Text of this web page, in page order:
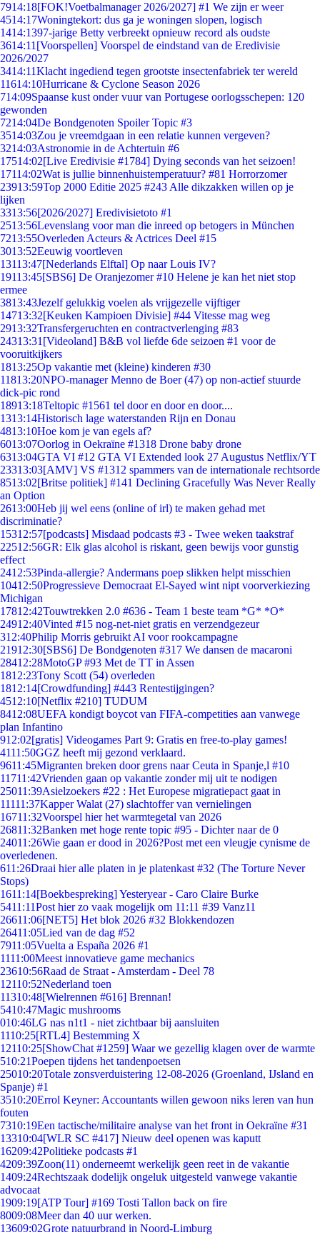
7914:18[FOK!Voetbalmanager 2026/2027] #1 We zijn er weer
4514:17Woningtekort: dus ga je woningen slopen, logisch
1414:1397-jarige Betty verbreekt opnieuw record als oudste
3614:11 [Voorspellen] Voorspel de eindstand van de Eredivisie
2026/2027
3414:11Klacht ingediend tegen grootste insectenfabriek ter wereld
11614:10Hurricane & Cyclone Season 2026
714:09Spaanse kust onder vuur van Portugese oorlogsschepen: 120
gewonden
7214:04De Bondgenoten Spoiler Topic #3
3514:03Zou je vreemdgaan in een relatie kunnen vergeven?
3214:03Astronomie in de Achtertuin #6
17514:02[Live Eredivisie #1784] Dying seconds van het seizoen!
17114:02Wat is jullie binnenhuistemperatuur? #81 Horrorzomer
23913:59Top 2000 Editie 2025 #243 Alle dikzakken willen op je
lijken
3313:56[2026/2027] Eredivisietoto #1
2513:56Levenslang voor man die inreed op betogers in München
7213:55Overleden Acteurs & Actrices Deel #15
3013:52Eeuwig voortleven
13113:47[Nederlands Elftal] Op naar Louis IV?
19113:45[SBS6] De Oranjezomer #10 Helene je kan het niet stop
ermee
3813:43Jezelf gelukkig voelen als vrijgezelle vijftiger
14713:32[Keuken Kampioen Divisie] #44 Vitesse mag weg
2913:32Transfergeruchten en contractverlenging #83
24313:31 [Videoland] B&B vol liefde 6de seizoen #1 voor de
vooruitkijkers
1813:25Op vakantie met (kleine) kinderen #30
11813:20NPO-manager Menno de Boer (47) op non-actief stuurde
dick-pic rond
18913:18Teltopic #1561 tel door en door en door....
1313:14Historisch lage waterstanden Rijn en Donau
4813:10Hoe kom je van egels af?
6013:07Oorlog in Oekraïne #1318 Drone baby drone
6313:04GTA VI #12 GTA VI Extended look 27 Augustus Netflix/YT
23313:03[AMV] VS #1312 spammers van de internationale rechtsorde
8513:02[Britse politiek] #141 Declining Gracefully Was Never Really
an Option
2613:00Heb jij wel eens (online of irl) te maken gehad met
discriminatie?
15312:57[podcasts] Misdaad podcasts #3 - Twee weken taakstraf
22512:56GR: Elk glas alcohol is riskant, geen bewijs voor gunstig
effect
2412:53Pinda-allergie? Andermans poep slikken helpt misschien
10412:50Progressieve Democraat El-Sayed wint nipt voorverkiezing
Michigan
17812:42Touwtrekken 2.0 #636 - Team 1 beste team *G* *O*
24912:40Vinted #15 nog-net-niet gratis en verzendgezeur
312:40Philip Morris gebruikt AI voor rookcampagne
21912:30[SBS6] De Bondgenoten #317 We dansen de macaroni
28412:28MotoGP #93 Met de TT in Assen
1812:23Tony Scott (54) overleden
1812:14[Crowdfunding] #443 Rentestijgingen?
4512:10[Netflix #210] TUDUM
8412:08UEFA kondigt boycot van FIFA-competities aan vanwege
plan Infantino
912:02[gratis] Videogames Part 9: Gratis en free-to-play games!
4111:50GGZ heeft mij gezond verklaard.
9611:45Migranten breken door grens naar Ceuta in Spanje,l #10
11711:42Vrienden gaan op vakantie zonder mij uit te nodigen
25011:39Asielzoekers #22 : Het Europese migratiepact gaat in
11111:37Kapper Walat (27) slachtoffer van vernielingen
16711:32Voorspel hier het warmtegetal van 2026
26811:32Banken met hoge rente topic #95 - Dichter naar de 0
24011:26Wie gaan er dood in 2026?Post met een vleugje cynisme de
overledenen.
611:26Draai hier alle platen in je platenkast #32 (The Torture Never
Stops)
1611:14[Boekbespreking] Yesteryear - Caro Claire Burke
5411:11Post hier zo vaak mogelijk om 11:11 #39 Vanz11
26611:06[NET5] Het blok 2026 #32 Blokkendozen
26411:05Lied van de dag #52
7911:05Vuelta a España 2026 #1
1111:00Meest innovatieve game mechanics
23610:56Raad de Straat - Amsterdam - Deel 78
12110:52Nederland toen
11310:48[Wielrennen #616] Brennan!
5410:47Magic mushrooms
010:46LG nas n1t1 - niet zichtbaar bij aansluiten
1110:25[RTL4] Bestemming X
12110:25[ShowChat #1259] Waar we gezellig klagen over de warmte
510:21Poepen tijdens het tandenpoetsen
25010:20Totale zonsverduistering 12-08-2026 (Groenland, IJsland en
Spanje) #1
3510:20Errol Keyner: Accountants willen gewoon niks leren van hun
fouten
7310:19Een tactische/militaire analyse van het front in Oekraïne #31
13310:04[WLR SC #417] Nieuw deel openen was kaputt
16209:42Politieke podcasts #1
4209:39Zoon(11) onderneemt werkelijk geen reet in de vakantie
1409:24Rechtszaak dodelijk ongeluk uitgesteld vanwege vakantie
advocaat
1909:19[ATP Tour] #169 Tosti Tallon back on fire
8009:08Meer dan 40 uur werken.
13609:02Grote natuurbrand in Noord-Limburg